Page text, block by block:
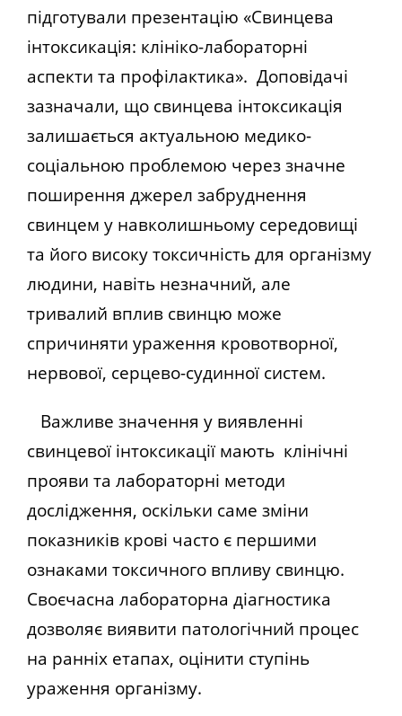
підготували презентацію «Свинцева
інтоксикація: клініко-лабораторні
аспекти та профілактика». Доповідачі
зазначали, що свинцева інтоксикація
залишається актуальною медико-
соціальною проблемою через значне
поширення джерел забруднення
свинцем у навколишньому середовищі
та його високу токсичність для організму
людини, навіть незначний, але
тривалий вплив свинцю може
спричиняти ураження кровотворної,
нервової, серцево-судинної систем.
Важливе значення у виявленні
свинцевої інтоксикації мають клінічні
прояви та лабораторні методи
дослідження, оскільки саме зміни
показників крові часто є першими
ознаками токсичного впливу свинцю.
Своєчасна лабораторна діагностика
дозволяє виявити патологічний процес
на ранніх етапах, оцінити ступінь
ураження організму.